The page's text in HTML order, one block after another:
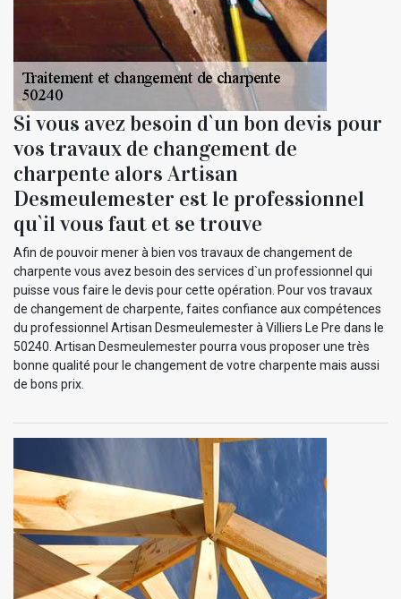
Si vous avez besoin d`un bon devis pour
vos travaux de changement de
charpente alors Artisan
Desmeulemester est le professionnel
qu`il vous faut et se trouve
Afin de pouvoir mener à bien vos travaux de changement de
charpente vous avez besoin des services d`un professionnel qui
puisse vous faire le devis pour cette opération. Pour vos travaux
de changement de charpente, faites confiance aux compétences
du professionnel Artisan Desmeulemester à Villiers Le Pre dans le
50240. Artisan Desmeulemester pourra vous proposer une très
bonne qualité pour le changement de votre charpente mais aussi
de bons prix.